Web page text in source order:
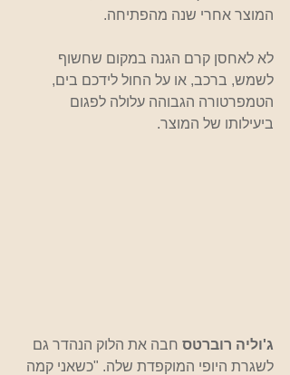
המוצר אחרי שנה מהפתיחה.
לא לאחסן קרם הגנה במקום שחשוף
לשמש, ברכב, או על החול לידכם בים,
הטמפרטורה הגבוהה עלולה לפגום
ביעילותו של המוצר.
ג'וליה רוברטס חבה את הלוק הנהדר גם
לשגרת היופי המוקפדת שלה. "כשאני קמה